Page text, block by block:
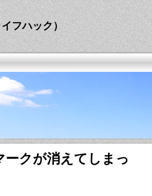
フハック）
クが消えてしまっ